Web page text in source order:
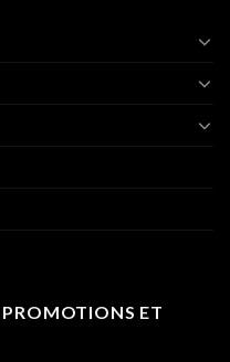
PROMOTIONS ET